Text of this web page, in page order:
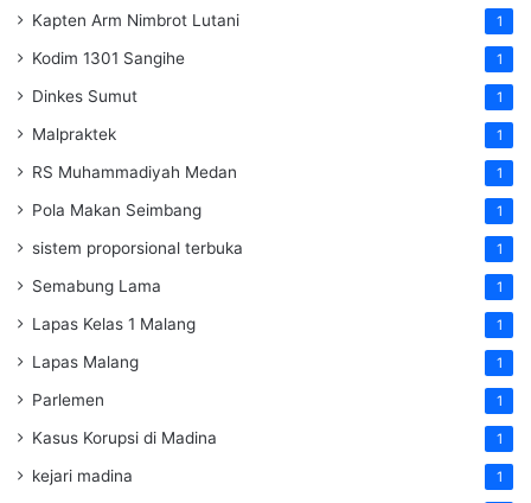
Kapten Arm Nimbrot Lutani 1
Kodim 1301 Sangihe 1
Dinkes Sumut 1
Malpraktek 1
RS Muhammadiyah Medan 1
Pola Makan Seimbang 1
sistem proporsional terbuka 1
Semabung Lama 1
Lapas Kelas 1 Malang 1
Lapas Malang 1
Parlemen 1
Kasus Korupsi di Madina 1
kejari madina 1